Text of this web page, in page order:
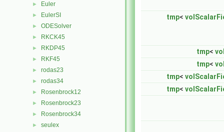
► Euler
► EulerSI
► ODESolver
► RKCK45
► RKDP45
► RKF45
► rodas23
► rodas34
► Rosenbrock12
► Rosenbrock23
► Rosenbrock34
► seulex
tmp<
tmp<
tmp<
tmp<
tmp<